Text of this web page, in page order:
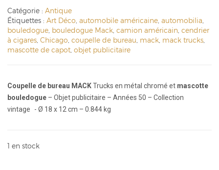
Catégorie : Antique
Étiquettes : Art Déco automobile américaine automobilia
bouledogue bouledogue Mack camion américain cendrier
à cigares Chicago coupelle de bureau mack mack trucks
mascotte de capot objet publicitaire
Coupelle de bureau MACKTrucks en métal chromé et mascotte
bouledogue – Objet publicitaire – Années 50 – Collection
vintage - Ø 18 x 12 cm – 0.844 kg
1 en stock